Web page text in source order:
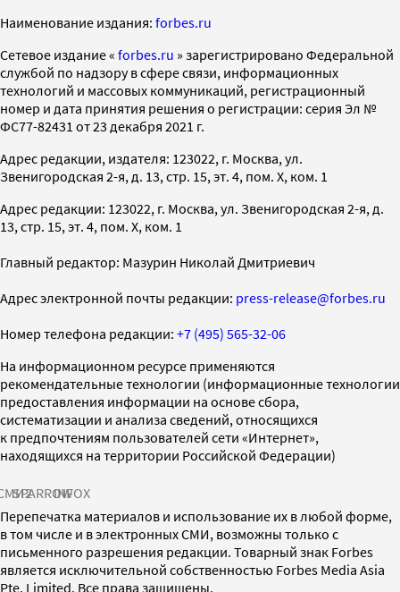
Наименование издания: forbes.ru
Cетевое издание « forbes.ru » зарегистрировано Федеральной
службой по надзору в сфере связи, информационных
технологий и массовых коммуникаций, регистрационный
номер и дата принятия решения о регистрации: серия Эл №
ФС77-82431 от 23 декабря 2021 г.
Адрес редакции, издателя: 123022, г. Москва, ул.
Звенигородская 2-я, д. 13, стр. 15, эт. 4, пом. X, ком. 1
Адрес редакции: 123022, г. Москва, ул. Звенигородская 2-я, д.
13, стр. 15, эт. 4, пом. X, ком. 1
Главный редактор: Мазурин Николай Дмитриевич
Адрес электронной почты редакции: press-release@forbes.ru
Номер телефона редакции: +7 (495) 565-32-06
На информационном ресурсе применяются
рекомендательные технологии (информационные технологии
предоставления информации на основе сбора,
систематизации и анализа сведений, относящихся
к предпочтениям пользователей сети «Интернет»,
находящихся на территории Российской Федерации)
SPARROWINFOX
Перепечатка материалов и использование их в любой форме,
в том числе и в электронных СМИ, возможны только с
письменного разрешения редакции. Товарный знак Forbes
является исключительной собственностью Forbes Media Asia
Pte. Limited. Все права защищены.